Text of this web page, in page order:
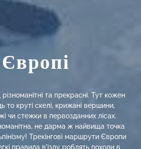
та прекрасні. Тут кожен
то круті скелі, крижані вершини,
чи стежки в первозданних лісах.
не дарма ж найвища точка
Трекінгові маршрути Європи
правила в'їзду роблять походи в